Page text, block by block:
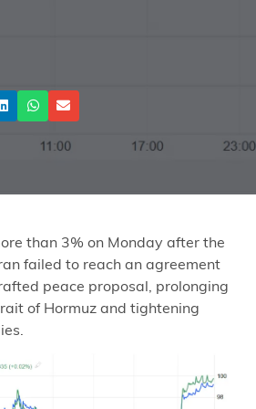
than 3% on Monday after the
failed to reach an agreement
peace proposal, prolonging
of Hormuz and tightening